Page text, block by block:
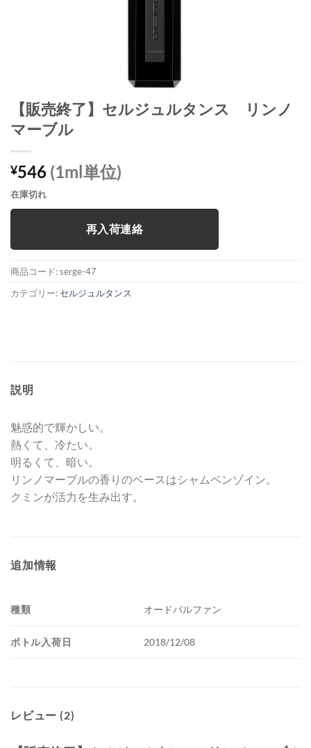
【販売終了】セルジュルタンス リンノ
マーブル
¥546 (1ml単位)
在庫切れ
再入荷連絡
商品コード:serge-47
カテゴリー: セルジュルタンス
説明
魅惑的で輝かしい。
熱くて、冷たい。
明るくて、暗い。
リンノマーブルの香りのベースはシャムベンゾイン。
クミンが活力を生み出す。
追加情報
種類 オードパルファン
ボトル入荷日 2018/12/08
レビュー (2)